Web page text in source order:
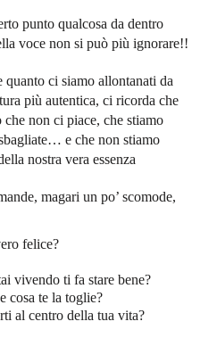
punto qualcosa da dentro
voce non si può più ignorare!!
quanto ci siamo allontanati da
più autentica, ci ricorda che
non ci piace, che stiamo
e che non stiamo
nostra vera essenza
magari un po’ scomode,
felice?
vivendo ti fa stare bene?
cosa te la toglie?
al centro della tua vita?